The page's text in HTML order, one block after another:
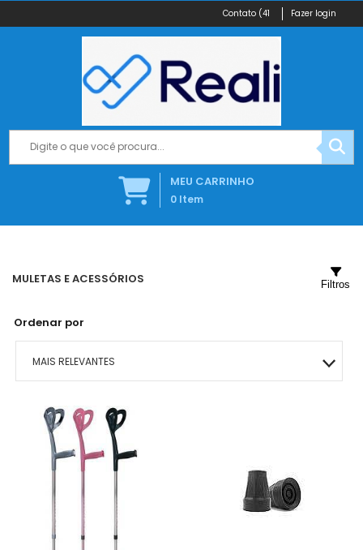
(41 Fazer login
MEU CARRINHO
0 Item
MULETAS E ACESSÓRIOS
Ordenar por
MAIS RELEVANTES
MENOR PREÇO
MAIOR PREÇO
A - Z
Filtros